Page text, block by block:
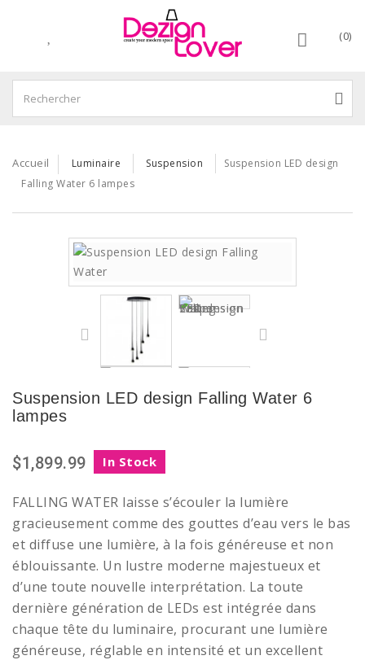
(0)
Accueil Luminaire Suspension
Suspension LED design
Falling Water 6 lampes
Suspension LED design Falling Water 6
lampes
$1,899.99 In Stock
FALLING WATER laisse s’écouler la lumière
gracieusement comme des gouttes d’eau vers le bas
et diffuse une lumière, à la fois généreuse et non
éblouissante. Un lustre moderne majestueux et
d’une toute nouvelle interprétation. La toute
dernière génération de LEDs est intégrée dans
chaque tête du luminaire, procurant une lumière
généreuse, réglable en intensité et un excellent